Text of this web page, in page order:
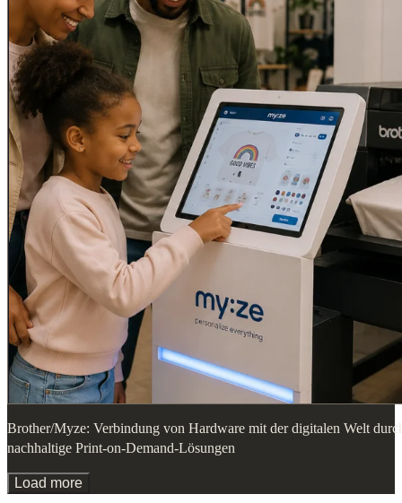
Brother/Myze: Verbindung von Hardware mit der digitalen Welt
nachhaltige Print-on-Demand-Lösungen
Load more